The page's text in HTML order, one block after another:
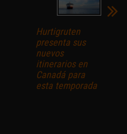
Hurtigruten
presenta sus
nuevos
itinerarios en
Canadá para
esta temporada